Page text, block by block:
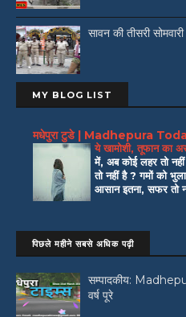
सावन की तीसरी
MY BLOG LIST
मधेपुरा टुडे | Madhepura
ये खामोशी, तूफान का
में, अब कोई लहर तो
तो नहीं है ? गमों को
आसान इतना, सफर तो
पिछले महीने सबसे अधिक पढ़ी
सम्पादकीय:
वर्ष पूरे